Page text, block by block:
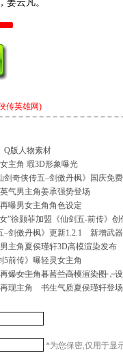
姜云凡。
传英雄网)
Q版人物素材
女主角 瑕3D形象曝光
剑奇侠传五–剑傲丹枫》国庆免费
英气男主角姜承强势登场
再曝男女主角角色设定
”徐颢菲加盟《仙剑五-前传》创
–剑傲丹枫》更新1.2.1 新增武
男主角夏侯瑾轩3D高模渲染发布
5前传》曝轻灵女主角
爆女主角暮菖兰高模渲染图，
再现主角 书生气质夏侯瑾轩登场
*为您保密,仅用于显